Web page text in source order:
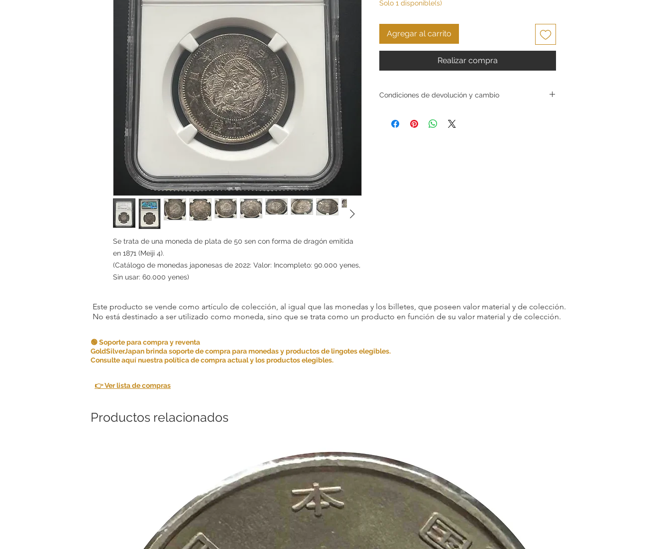
Se trata de una moneda de plata de 50 sen con forma de dragón emitida
en 1871 (Meiji 4).
(Catálogo de monedas japonesas de 2022: Valor: Incompleto: 90.000 yenes,
Sin usar: 60.000 yenes)
Solo 1 disponible(s)
Agregar al carrito
Realizar compra
Condiciones de devolución y cambio
GoldSilverJapan Co., Ltd. nos esforzamos por ofrecer
decisión.
para brindarle una excelente experiencia de compra.
Este producto se vende como artículo de colección, al igual que las monedas y los billetes, que poseen valor material y de colección.
No está destinado a ser utilizado como moneda, sino que se trata como un producto en función de su valor material y de colección.
🟢 Soporte para compra y reventa
GoldSilverJapan brinda soporte de compra para monedas y productos de lingotes elegibles.
Consulte aquí nuestra política de compra actual y los productos elegibles.
👉 Ver lista de compras
Productos relacionados